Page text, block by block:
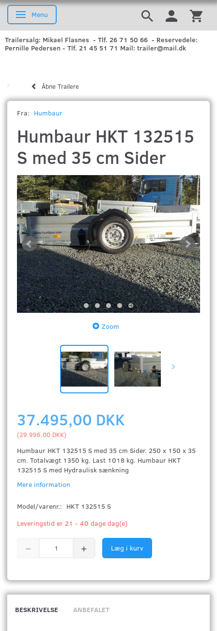
Skifte navigation
Menu
Trailersalg: Mikael Flasnes - Tlf. 26 71 50 66 - Reservedele:
Pernille Pedersen - Tlf. 21 45 51 71 Mail: trailer@mail.dk
Åbne Trailere
Fra: Humbaur
Humbaur HKT 132515
S med 35 cm Sider
Zoom
37.495,00 DKK
(29.996,00 DKK)
Humbaur HKT 132515 S med 35 cm Sider. 250 x 150 x 35
cm. Totalvægt 1350 kg. Last 1018 kg. Humbaur HKT
132515 S med Hydraulisk sænkning
Mere information
Model/varenr.: HKT 132515 S
Leveringstid er 21 - 40 dage dag(e)
Læg i kurv
BESKRIVELSE ANBEFALET